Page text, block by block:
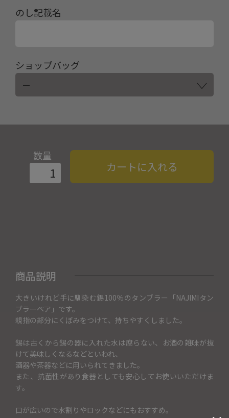
のし記載名
ショップバッグ
数量
カートに入れる
商品説明
大きいけれど手に馴染む錫100％のタンブラー「NAJIMIタン
ブラーペア」です。
親指の部分にくぼみをつけて、持ちやすくしました。
錫は古くから錫の器に入れた水は腐らない、お酒の雑味が抜
けて美味しくなるなどといわれ、
酒器や茶器などに用いられてきました。
また、抗菌性があり食器としても安心してお使いいただけま
す。
口が広いので水割りやロックなどにもおすすめ。